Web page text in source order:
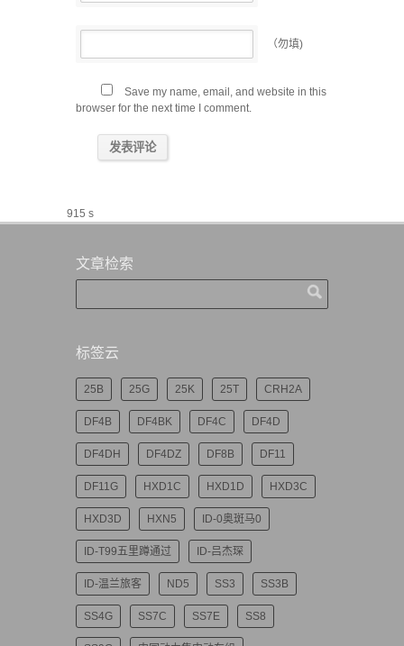
（勿填)
Save my name, email, and website in this
browser for the next time I comment.
915 s
文章检索
标签云
25B 25G 25K 25T CRH2A
DF4B DF4BK DF4C DF4D
DF4DH DF4DZ DF8B DF11
DF11G HXD1C HXD1D HXD3C
HXD3D HXN5 ID-0奥斑马0
ID-T99五里蹲通过 ID-吕杰琛
ID-温兰旅客 ND5 SS3 SS3B
SS4G SS7C SS7E SS8